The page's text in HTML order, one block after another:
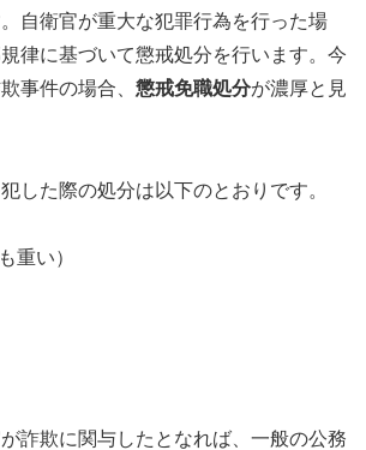
自衛官が重大な犯罪行為を行った場
律に基づいて懲戒処分を行います。今
事件の場合、 懲戒免職処分が濃厚と見
した際の処分は以下のとおりです。
重い）
詐欺に関与したとなれば、一般の公務